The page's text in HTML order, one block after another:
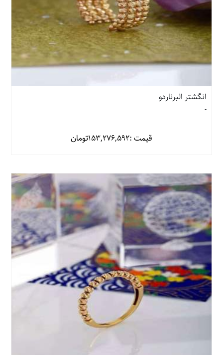
انگشتر البرناردو
-
قیمت :153,276,592تومان